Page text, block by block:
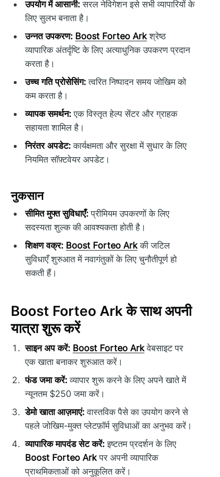
उपयोग में आसानी:सरल नेविगेशन इसे सभी व्यापारियों के
लिए सुलभ बनाता है।
उन्नत उपकरण: Boost Forteo Arkश्रेष्ठ
व्यापारिक अंतर्दृष्टि के लिए अत्याधुनिक उपकरण प्रदान
करता है।
उच्च गति प्रोसेसिंग:त्वरित निष्पादन समय जोखिम को
कम करता है।
व्यापक समर्थन:एक विस्तृत हेल्प सेंटर और ग्राहक
सहायता शामिल है।
निरंतर अपडेट:कार्यक्षमता और सुरक्षा में सुधार के लिए
नियमित सॉफ़्टवेयर अपडेट।
नुकसान
सीमित मुफ्त सुविधाएँ:प्रीमियम उपकरणों के लिए
सदस्यता शुल्क की आवश्यकता होती है।
शिक्षण वक्र: Boost Forteo Arkकी जटिल
सुविधाएँ शुरुआत में नवागंतुकों के लिए चुनौतीपूर्ण हो
सकती हैं।
Boost Forteo Ark के साथ अपनी
यात्रा शुरू करें
साइन अप करें: Boost Forteo Arkवेबसाइट पर
एक खाता बनाकर शुरुआत करें।
फंड जमा करें:व्यापार शुरू करने के लिए अपने खाते में
न्यूनतम $250 जमा करें।
डेमो खाता आज़माएं:वास्तविक पैसे का उपयोग करने से
पहले जोखिम-मुक्त प्लेटफ़ॉर्म सुविधाओं का अनुभव करें।
व्यापारिक मापदंड सेट करें:इष्टतम प्रदर्शन के लिए
Boost Forteo Arkपर अपनी व्यापारिक
प्राथमिकताओं को अनुकूलित करें।